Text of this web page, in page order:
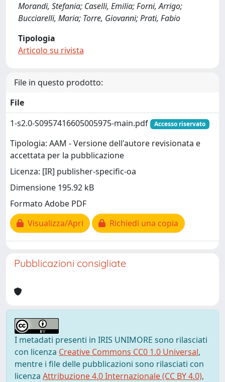
Morandi, Stefania; Caselli, Emilia; Forni, Arrigo;
Bucciarelli, Maria; Torre, Giovanni; Prati, Fabio
Tipologia
Articolo su rivista
File in questo prodotto:
File
1-s2.0-S0957416605005975-main.pdf
Accesso riservato
Tipologia: AAM - Versione dell'autore revisionata e
accettata per la pubblicazione
Licenza: [IR] publisher-specific-oa
Dimensione 195.92 kB
Formato Adobe PDF
Visualizza/Apri
Richiedi una copia
Pubblicazioni consigliate
I metadati presenti in IRIS UNIMORE sono rilasciati
con licenza Creative Commons CC0 1.0 Universal,
mentre i file delle pubblicazioni sono rilasciati con
licenza Attribuzione 4.0 Internazionale (CC BY 4.0),